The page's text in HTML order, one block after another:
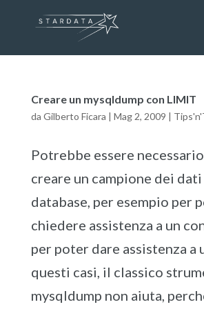
Creare un mysqldump con LIMIT
da Gilberto Ficara | Mag 2, 2009 |
Potrebbe essere
creare un campione dei
database, per esempio per
chiedere assistenza a un
per poter dare assistenza a
questi casi, il classico
mysqldump non aiuta,